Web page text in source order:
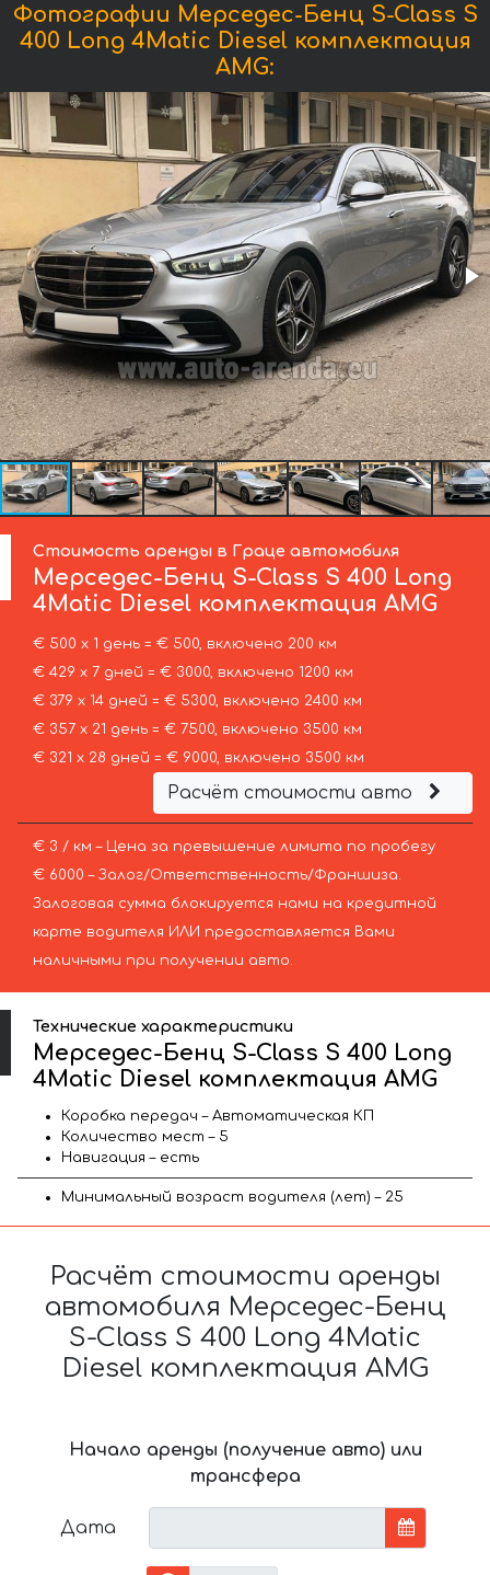
Фотографии Мерседес-Бенц S-Class S
400 Long 4Matic Diesel комплектация
AMG:
Стоимость аренды в Граце автомобиля
Мерседес-Бенц S-Class S 400 Long
4Matic Diesel комплектация AMG
€ 500 х 1 день = € 500, включено 200 км
€ 429 х 7 дней = € 3000, включено 1200 км
€ 379 х 14 дней = € 5300, включено 2400 км
€ 357 х 21 день = € 7500, включено 3500 км
€ 321 х 28 дней = € 9000, включено 3500 км
Расчёт стоимости авто
€ 3 / км – Цена за превышение лимита по пробегу
€ 6000 – Залог/Ответственность/Франшиза.
Залоговая сумма блокируется нами на кредитной
карте водителя ИЛИ предоставляется Вами
наличными при получении авто.
Технические характеристики
Мерседес-Бенц S-Class S 400 Long
4Matic Diesel комплектация AMG
Коробка передач – Автоматическая КП
Количество мест – 5
Навигация – есть
Минимальный возраст водителя (лет) – 25
Расчёт стоимости аренды
автомобиля Мерседес-Бенц
S-Class S 400 Long 4Matic
Diesel комплектация AMG
Начало аренды (получение авто) или
трансфера
Дата